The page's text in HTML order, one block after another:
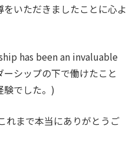
いただきましたことに心よ
has been an invaluable
シップの下で働けたこと
験でした。)
れまで本当にありがとうご